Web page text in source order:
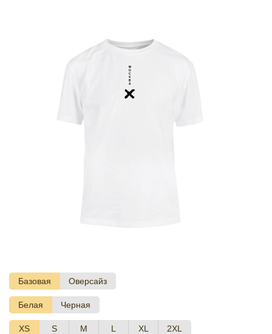
Базовая Оверсайз
Белая Черная
XS S M L XL 2XL